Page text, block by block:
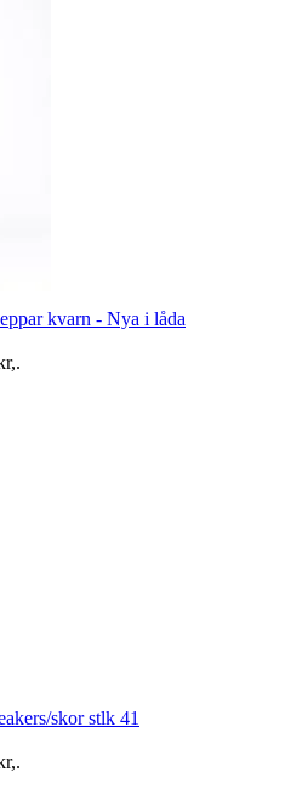
kvarn - Nya i låda
,.
skor stlk 41
,.